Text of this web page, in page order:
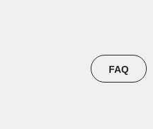
FAQ